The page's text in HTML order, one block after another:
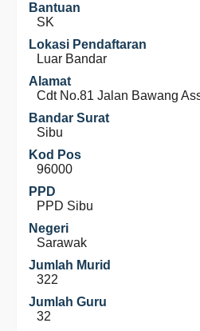
Bantuan
SK
Lokasi Pendaftaran
Luar Bandar
Alamat
Cdt No.81 Jalan Bawang
Bandar Surat
Sibu
Kod Pos
96000
PPD
PPD Sibu
Negeri
Sarawak
Jumlah Murid
322
Jumlah Guru
32